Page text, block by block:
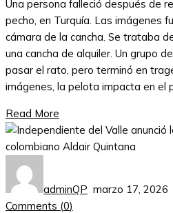
Una persona falleció después de
pecho, en Turquía. Las imágenes
cámara de la cancha. Se trataba
una cancha de alquiler. Un grupo
pasar el rato, pero terminó en
imágenes, la pelota impacta en el
Read More
adminQP marzo 17, 2026
Comments (0)